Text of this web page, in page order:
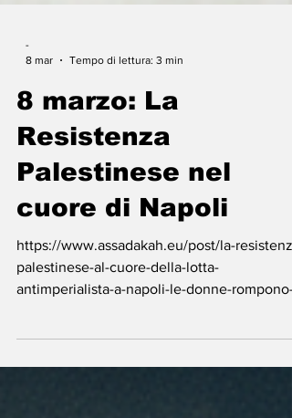
-
8 mar
Tempo di lettura: 3 min
8 marzo: La
Resistenza
Palestinese nel
cuore di Napoli
https://www.assadakah.eu/post/la-